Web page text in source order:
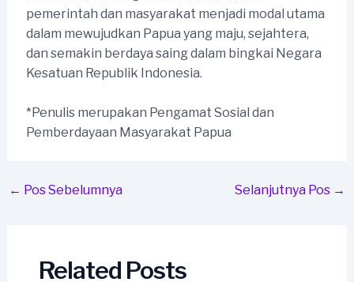
pemerintah dan masyarakat menjadi modal utama
dalam mewujudkan Papua yang maju, sejahtera,
dan semakin berdaya saing dalam bingkai Negara
Kesatuan Republik Indonesia.
*Penulis merupakan Pengamat Sosial dan
Pemberdayaan Masyarakat Papua
Post
← Pos Sebelumnya Selanjutnya Pos →
Related Posts